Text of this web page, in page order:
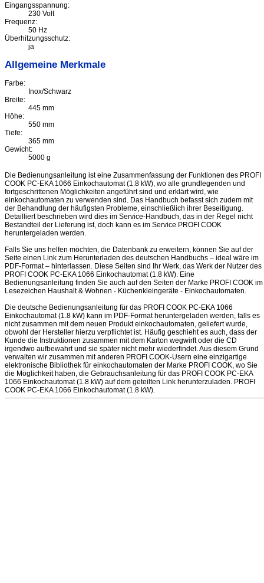
Eingangsspannung:
230 Volt
Frequenz:
50 Hz
Überhitzungsschutz:
ja
Allgemeine Merkmale
Farbe:
Inox/Schwarz
Breite:
445 mm
Höhe:
550 mm
Tiefe:
365 mm
Gewicht:
5000 g
Die Bedienungsanleitung ist eine Zusammenfassung der Funktionen des PROFI
COOK PC-EKA 1066 Einkochautomat (1.8 kW), wo alle grundlegenden und
fortgeschrittenen Möglichkeiten angeführt sind und erklärt wird, wie
einkochautomaten zu verwenden sind. Das Handbuch befasst sich zudem mit
der Behandlung der häufigsten Probleme, einschließlich ihrer Beseitigung.
Detailliert beschrieben wird dies im Service-Handbuch, das in der Regel nicht
Bestandteil der Lieferung ist, doch kann es im Service PROFI COOK
heruntergeladen werden.
Falls Sie uns helfen möchten, die Datenbank zu erweitern, können Sie auf der
Seite einen Link zum Herunterladen des deutschen Handbuchs – ideal wäre im
PDF-Format – hinterlassen. Diese Seiten sind Ihr Werk, das Werk der Nutzer des
PROFI COOK PC-EKA 1066 Einkochautomat (1.8 kW). Eine
Bedienungsanleitung finden Sie auch auf den Seiten der Marke PROFI COOK im
Lesezeichen Haushalt & Wohnen - Küchenkleingeräte - Einkochautomaten.
Die deutsche Bedienungsanleitung für das PROFI COOK PC-EKA 1066
Einkochautomat (1.8 kW) kann im PDF-Format heruntergeladen werden, falls es
nicht zusammen mit dem neuen Produkt einkochautomaten, geliefert wurde,
obwohl der Hersteller hierzu verpflichtet ist. Häufig geschieht es auch, dass der
Kunde die Instruktionen zusammen mit dem Karton wegwirft oder die CD
irgendwo aufbewahrt und sie später nicht mehr wiederfindet. Aus diesem Grund
verwalten wir zusammen mit anderen PROFI COOK-Usern eine einzigartige
elektronische Bibliothek für einkochautomaten der Marke PROFI COOK, wo Sie
die Möglichkeit haben, die Gebrauchsanleitung für das PROFI COOK PC-EKA
1066 Einkochautomat (1.8 kW) auf dem geteilten Link herunterzuladen. PROFI
COOK PC-EKA 1066 Einkochautomat (1.8 kW).